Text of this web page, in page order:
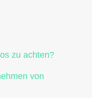
zu achten?
von